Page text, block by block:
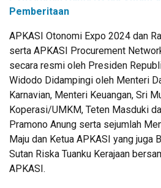
Pemberitaan
APKASI Otonomi Expo 2024 dan
serta APKASI Procurement
secara resmi oleh Presiden
Widodo Didampingi oleh Menteri
Karnavian, Menteri Keuangan, Sri
Koperasi/UMKM, Teten Masduki
Pramono Anung serta sejumlah
Maju dan Ketua APKASI yang juga
Sutan Riska Tuanku Kerajaan
APKASI.